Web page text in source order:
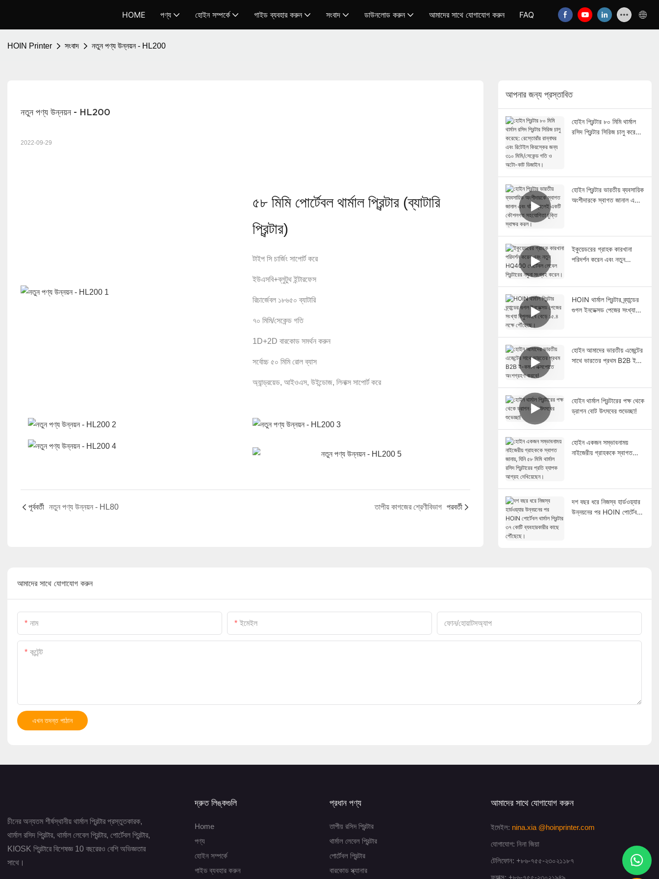
HOME পণ্য হোইন সম্পর্কে গাইড ব্যবহার করুন সংবাদ ডাউনলোড করুন আমাদের সাথে যোগাযোগ করুন FAQ
HOIN Printer সংবাদ নতুন পণ্য উন্নয়ন - HL200
নতুন পণ্য উন্নয়ন - HL200
2022-09-29
৫৮ মিমি পোর্টেবল থার্মাল প্রিন্টার (ব্যাটারি
প্রিন্টার)
টাইপ সি চার্জিং সাপোর্ট করে
ইউএসবি+ব্লুটুথ ইন্টারফেস
রিচার্জেবল ১৮৬৫০ ব্যাটারি
৭০ মিমি/সেকেন্ড গতি
1D+2D বারকোড সমর্থন করুন
সর্বোচ্চ ৫০ মিমি রোল ব্যাস
অ্যান্ড্রয়েড, আইওএস, উইন্ডোজ, লিনাক্স সাপোর্ট করে
পূর্ববর্তী নতুন পণ্য উন্নয়ন - HL80 তাপীয় কাগজের শ্রেণীবিভাগ পরবর্তী
আপনার জন্য প্রস্তাবিত
হোইন প্রিন্টার ৮০ মিমি থার্মাল
রসিদ প্রিন্টার সিরিজ চালু করেছে:
হোইন প্রিন্টার ভারতীয় ব্যবসায়িক
অংশীদারকে স্বাগত জানাল এবং
ইকুয়েডরের গ্রাহক কারখানা
পরিদর্শন করেন এবং নতুন
HOIN থার্মাল প্রিন্টার ব্র্যান্ডের
গুগল ইনডেক্সড পেজের সংখ্যা
হোইন আমাদের ভারতীয় এজেন্টের
সাথে ভারতের প্রথম B2B ই-
হোইন থার্মাল প্রিন্টারের পক্ষ থেকে
ড্রাগন বোট উৎসবের শুভেচ্ছা!
হোইন একজন সম্ভাবনাময়
নাইজেরীয় গ্রাহককে স্বাগত
দশ বছর ধরে নিজস্ব হার্ডওয়্যার
উন্নয়নের পর HOIN পোর্টেবল
আমাদের সাথে যোগাযোগ করুন
নাম ইমেইল ফোন/হোয়াটসঅ্যাপ
কন্টেন্ট
এখন তদন্ত পাঠান
চীনের অন্যতম শীর্ষস্থানীয় থার্মাল প্রিন্টার প্রস্তুতকারক,
থার্মাল রসিদ প্রিন্টার, থার্মাল লেবেল প্রিন্টার, পোর্টেবল প্রিন্টার,
KIOSK প্রিন্টারে বিশেষজ্ঞ 10 বছরেরও বেশি অভিজ্ঞতার
সাথে।
দ্রুত লিঙ্কগুলি
Home
পণ্য
হোইন সম্পর্কে
গাইড ব্যবহার করুন
প্রধান পণ্য
তাপীয় রসিদ প্রিন্টার
থার্মাল লেবেল প্রিন্টার
পোর্টেবল প্রিন্টার
বারকোড স্ক্যানার
আমাদের সাথে যোগাযোগ করুন
ইমেইল: nina.xia @hoinprinter.com
যোগাযোগ: নিনা জিয়া
টেলিফোন: +৮৬-৭৫৫-২৩০২১১৮৭
ফ্যাক্স: +৮৬-৭৫৫-২৩০২১৯৪৯